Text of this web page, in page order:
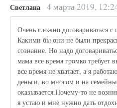
Светлана 4 марта 2019,
Очень сложно договариваться
Какими бы они не были
сознание. Но надо
мама все время громко требует
все время не хватает, а я
деньги, во многом и на
оказывается.Почему-то не
я устаю и мне нужно дать